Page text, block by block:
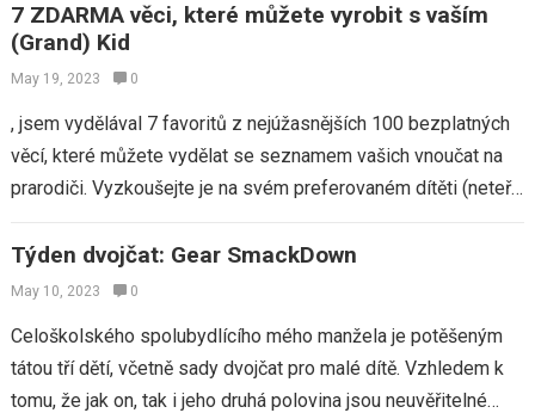
7 ZDARMA věci, které můžete vyrobit s vaším
(Grand) Kid
May 19, 2023 0
, jsem vydělával 7 favoritů z nejúžasnějších 100 bezplatných
věcí, které můžete vydělat se seznamem vašich vnoučat na
prarodiči. Vyzkoušejte je na svém preferovaném dítěti (neteř,
Týden dvojčat: Gear SmackDown
May 10, 2023 0
Celoškolského spolubydlícího mého manžela je potěšeným
tátou tří dětí, včetně sady dvojčat pro malé dítě. Vzhledem k
tomu, že jak on, tak i jeho druhá polovina jsou neuvěřitelné